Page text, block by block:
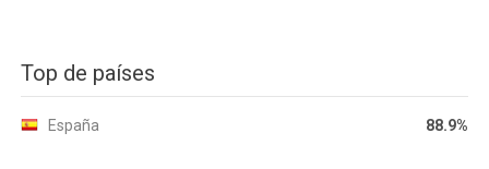
Top de países
España 88.9%